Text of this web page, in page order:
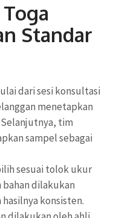
Standar
dari sesi konsultasi
menetapkan
tim
sampel sebagai
sesuai tolok ukur
dilakukan
konsisten.